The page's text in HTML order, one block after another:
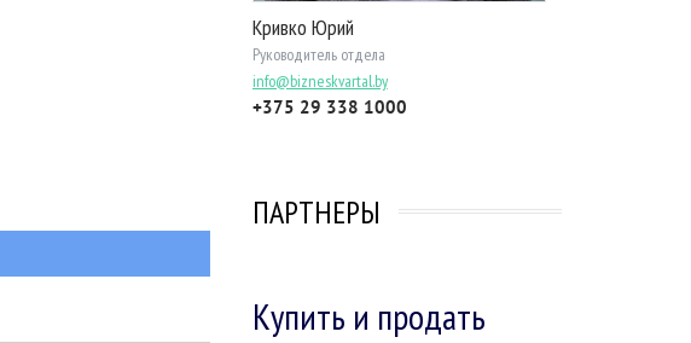
Кривко Юрий
Руководитель отдела
info@bizneskvartal.by
+375 29 338 1000
ПАРТНЕРЫ
Купить и продать